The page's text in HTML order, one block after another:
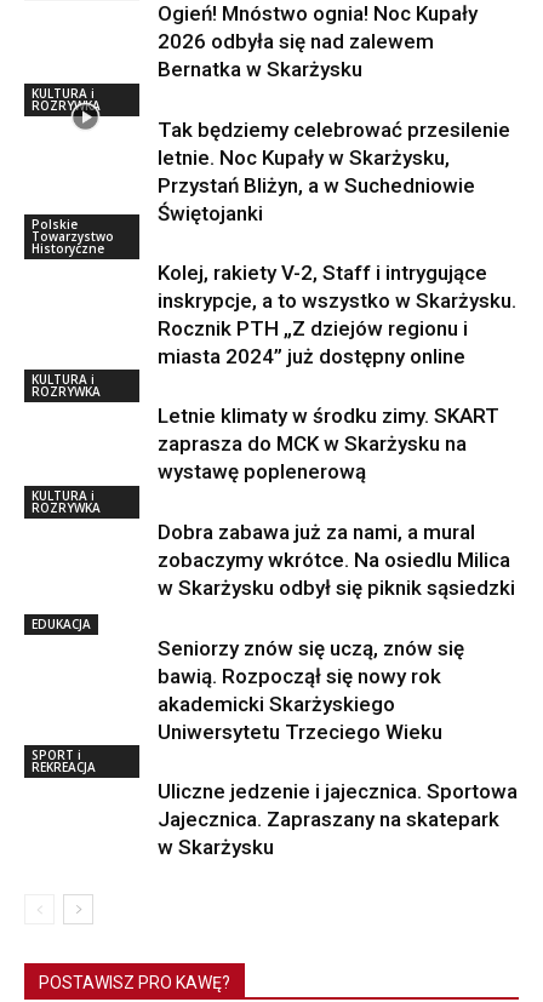
Ogień! Mnóstwo ognia! Noc Kupały
2026 odbyła się nad zalewem
Bernatka w Skarżysku
KULTURA i
ROZRYWKA
Tak będziemy celebrować przesilenie
letnie. Noc Kupały w Skarżysku,
Przystań Bliżyn, a w Suchedniowie
Świętojanki
Polskie
Towarzystwo
Historyczne
Kolej, rakiety V-2, Staff i intrygujące
inskrypcje, a to wszystko w Skarżysku.
Rocznik PTH „Z dziejów regionu i
miasta 2024” już dostępny online
KULTURA i
ROZRYWKA
Letnie klimaty w środku zimy. SKART
zaprasza do MCK w Skarżysku na
wystawę poplenerową
KULTURA i
ROZRYWKA
Dobra zabawa już za nami, a mural
zobaczymy wkrótce. Na osiedlu Milica
w Skarżysku odbył się piknik sąsiedzki
EDUKACJA
Seniorzy znów się uczą, znów się
bawią. Rozpoczął się nowy rok
akademicki Skarżyskiego
Uniwersytetu Trzeciego Wieku
SPORT i
REKREACJA
Uliczne jedzenie i jajecznica. Sportowa
Jajecznica. Zapraszany na skatepark
w Skarżysku
POSTAWISZ PRO KAWĘ?